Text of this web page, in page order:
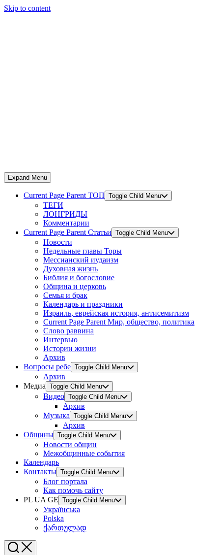
Skip to content
Expand Menu
Current Page Parent ТОП Toggle Child Menu
ТЕГИ
ЛОНГРИДЫ
Комментарии
Current Page Parent Статьи Toggle Child Menu
Новости
Недельные главы Торы
Мессианский иудаизм
Духовная жизнь
Библия и богословие
Община и церковь
Семья и брак
Календарь и праздники
Израиль, еврейская история, антисемитизм
Current Page Parent Мир, общество, политика
Слово раввина
Интервью
Истории жизни
Архив
Вопросы ребе Toggle Child Menu
Архив
Медиа Toggle Child Menu
Видео Toggle Child Menu
Архив
Музыка Toggle Child Menu
Архив
Общины Toggle Child Menu
Новости общин
Межобщинные события
Календарь
Контакты Toggle Child Menu
Блог портала
Как помочь сайту
PL UA GE Toggle Child Menu
Українська
Polska
ქართულად